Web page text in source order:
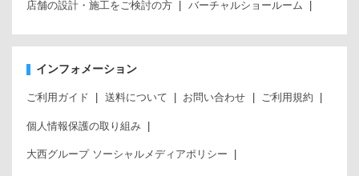
店舗の設計・施工をご検討の方 バーチャルショールーム
インフォメーション
ご利用ガイド 送料について お問い合わせ ご利用規約
個人情報保護の取り組み
大西グループ ソーシャルメディアポリシー